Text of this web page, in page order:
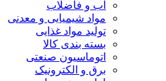
آب و فاضلاب
مواد شیمیایی و معدنی
تولید مواد غذایی
بسته بندی کالا
اتوماسیون صنعتی
برق و الکترونیک